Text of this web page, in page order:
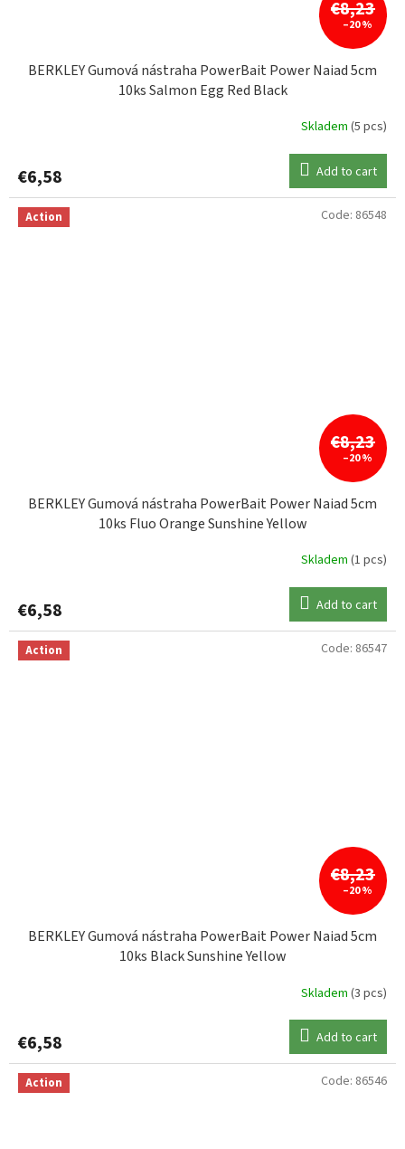
€8,23
–20 %
BERKLEY Gumová nástraha PowerBait Power Naiad 5cm
10ks Salmon Egg Red Black
Skladem (5 pcs)
€6,58 Add to cart
Action
€8,23
–20 %
BERKLEY Gumová nástraha PowerBait Power Naiad 5cm
10ks Fluo Orange Sunshine Yellow
Skladem (1 pcs)
€6,58 Add to cart
Code: 86548
Action
€8,23
–20 %
BERKLEY Gumová nástraha PowerBait Power Naiad 5cm
10ks Black Sunshine Yellow
Skladem (3 pcs)
€6,58 Add to cart
Code: 86547
Action Code: 86546